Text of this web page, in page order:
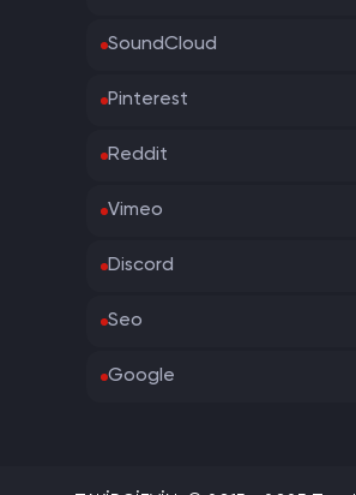
SoundCloud
Pinterest
Reddit
Vimeo
Discord
Seo
Google